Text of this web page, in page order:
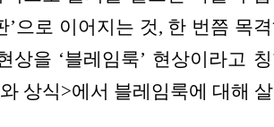
’으로 이어지는 것, 한 번쯤 목
상을 ‘블레임룩’ 현상이라고
상식>에서 블레임룩에 대해